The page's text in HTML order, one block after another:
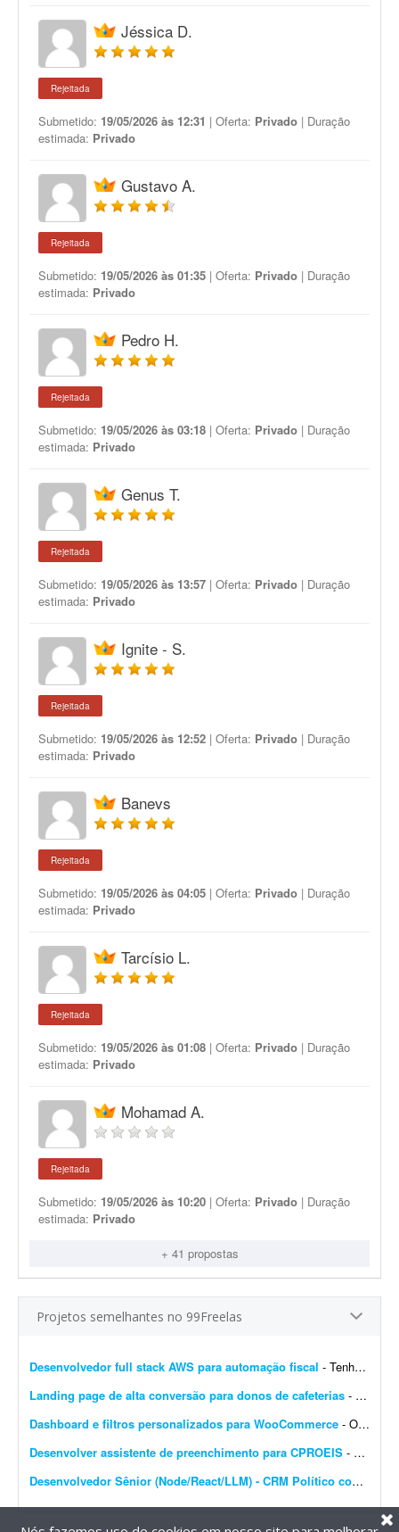
Jéssica D.
Rejeitada
Submetido: 19/05/2026 às 12:31 | Oferta: Privado | Duração
estimada: Privado
Gustavo A.
Rejeitada
Submetido: 19/05/2026 às 01:35 | Oferta: Privado | Duração
estimada: Privado
Pedro H.
Rejeitada
Submetido: 19/05/2026 às 03:18 | Oferta: Privado | Duração
estimada: Privado
Genus T.
Rejeitada
Submetido: 19/05/2026 às 13:57 | Oferta: Privado | Duração
estimada: Privado
Ignite - S.
Rejeitada
Submetido: 19/05/2026 às 12:52 | Oferta: Privado | Duração
estimada: Privado
Banevs
Rejeitada
Submetido: 19/05/2026 às 04:05 | Oferta: Privado | Duração
estimada: Privado
Tarcísio L.
Rejeitada
Submetido: 19/05/2026 às 01:08 | Oferta: Privado | Duração
estimada: Privado
Mohamad A.
Rejeitada
Submetido: 19/05/2026 às 10:20 | Oferta: Privado | Duração
estimada: Privado
+ 41 propostas
Projetos semelhantes no 99Freelas
Desenvolvedor full stack AWS para automação fiscal - Tenho uma plataforma de automação fiscal rodando em AWS - ela pega os dados do sistema do cliente, calcula os impostos e emite a nota fiscal automaticamente. Preciso de alguém...
Landing page de alta conversão para donos de cafeterias - Sou gestor de tráfego especializado em cafeterias e cafés e preciso de uma landing page de alta conversão para captar leads (donos de cafeterias) que chegam pelos meus an&uacut...
Dashboard e filtros personalizados para WooCommerce - Olá pessoal, Preciso transformar o dashboard padrão do WooCommerce em um painel diferenciado para clientes e vendedores; procuro solução via plugin ou via código...
Desenvolver assistente de preenchimento para CPROEIS - Buscamos um desenvolvedor experiente para criar uma solução de automação assistida para o processo de preenchimento de dados no sistema CPROEIS. O objetivo principal &ea...
Desenvolvedor Sênior (Node/React/LLM) - CRM Político com IA e WhatsApp